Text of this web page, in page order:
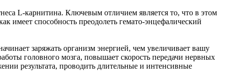
L-карнитина. Ключевым отличием является то, что в этом
имеет способность преодолеть гемато-энцефалический
заряжать организм энергией, чем увеличивает вашу
головного мозга, повышает скорость передачи нервных
результата, проводить длительные и интенсивные